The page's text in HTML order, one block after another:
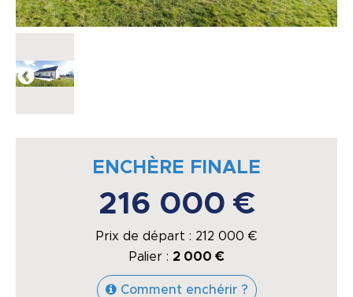
ENCHÈRE FINALE
216 000 €
Prix de départ : 212 000 €
Palier : 2 000 €
Comment enchérir ?